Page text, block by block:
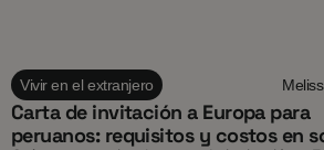
Vivir en el extranjero
Carta de invitación a Europa para
peruanos: requisitos y costos en